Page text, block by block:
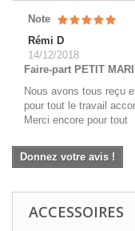
Note
Rémi D
14/12/2018
Faire-part PETIT
Nous avons tous reçu
pour tout le travail
Merci encore pour tout
Donnez votre avis !
ACCESSOIRES